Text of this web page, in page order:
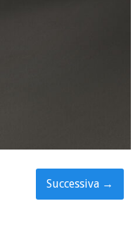
Successiva →